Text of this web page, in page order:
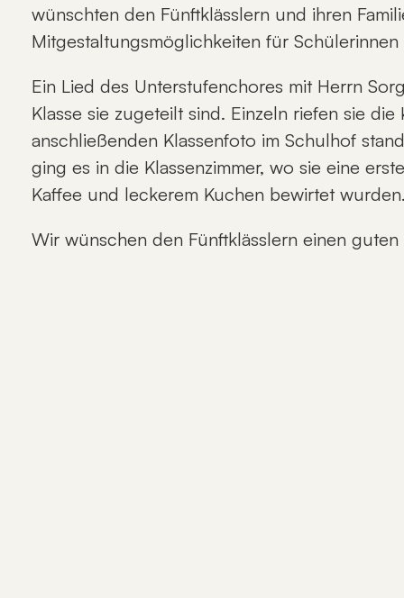
wünschten den Fünftklässlern und ihren
Mitgestaltungsmöglichkeiten für
Ein Lied des Unterstufenchores mit Herrn
Klasse sie zugeteilt sind. Einzeln riefen sie
anschließenden Klassenfoto im Schulhof
ging es in die Klassenzimmer, wo sie eine
Kaffee und leckerem Kuchen bewirtet
Wir wünschen den Fünftklässlern einen